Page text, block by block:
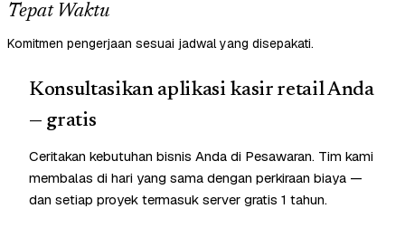
Tepat Waktu
Komitmen pengerjaan sesuai jadwal yang disepakati.
Konsultasikan aplikasi kasir retail Anda
— gratis
Ceritakan kebutuhan bisnis Anda di Pesawaran. Tim kami
membalas di hari yang sama dengan perkiraan biaya —
dan setiap proyek termasuk server gratis 1 tahun.